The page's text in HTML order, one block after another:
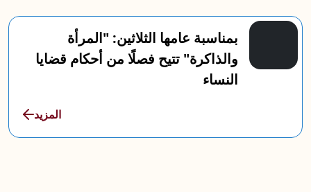
بمناسبة عامها الثلاثين: "المرأة
والذاكرة" تتيح فصلًا من أحكام قضايا